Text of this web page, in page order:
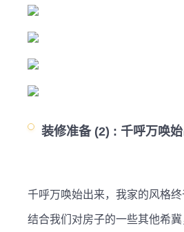
装修准备 (2) : 千呼万唤
千呼万唤始出来，我家的风格
结合我们对房子的一些其他希